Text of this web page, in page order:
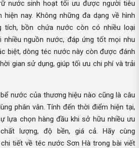
nước sinh hoạt tối ưu được người tiêu
hiện nay. Không những đa dạng về hình
tích, bồn chứa nước còn có nhiều loại
nhiều nguồn nước, đáp ứng tốt mọi nhu
biệt, dòng téc nước này còn được đánh
gian sử dụng, giúp tối ưu chi phí và trải
nước của thương hiệu nào cũng là câu
phân vân. Tính đến thời điểm hiện tại,
lựa chọn hàng đầu khi sở hữu nhiều ưu
lượng, độ bền, giá cả. Hãy cùng
tiết về téc nước Sơn Hà trong bài viết